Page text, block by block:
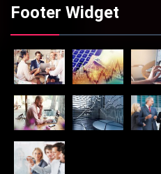
Footer Widget